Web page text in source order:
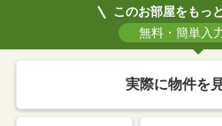
このお部屋をもっ
無料・簡単入
実際に物件を